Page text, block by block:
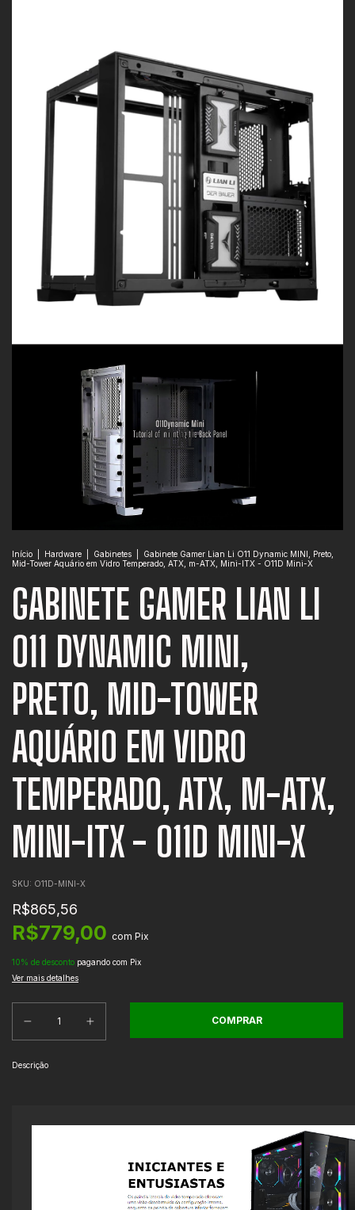
PLAY
Início Hardware Gabinetes
Gabinete Gamer Lian Li O11 Dynamic MINI, Preto,
Mid-Tower Aquário em Vidro Temperado, ATX, m-ATX, Mini-ITX - O11D Mini-X
GABINETE GAMER LIAN LI
O11 DYNAMIC MINI,
PRETO, MID-TOWER
AQUÁRIO EM VIDRO
TEMPERADO, ATX, M-ATX,
MINI-ITX - O11D MINI-X
SKU: O11D-MINI-X
R$865,56
R$779,00 com Pix
10% de desconto pagando com Pix
Ver mais detalhes
Descrição